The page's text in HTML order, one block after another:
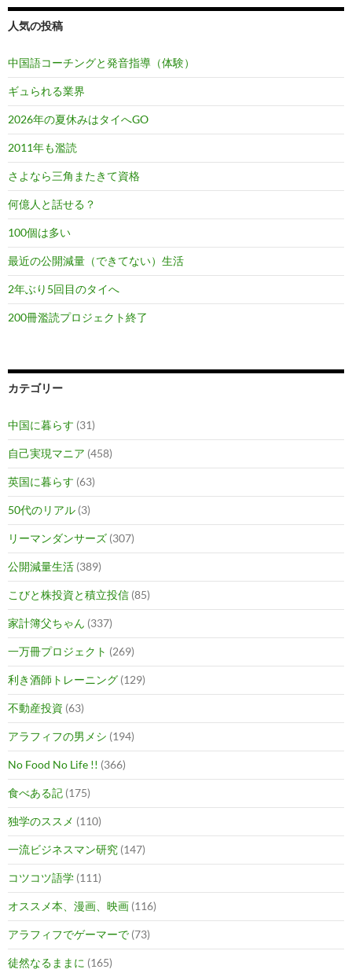
人気の投稿
中国語コーチングと発音指導（体験）
ギュられる業界
2026年の夏休みはタイへGO
2011年も濫読
さよなら三角またきて資格
何億人と話せる？
100個は多い
最近の公開減量（できてない）生活
2年ぶり5回目のタイへ
200冊濫読プロジェクト終了
カテゴリー
中国に暮らす (31)
自己実現マニア (458)
英国に暮らす (63)
50代のリアル (3)
リーマンダンサーズ (307)
公開減量生活 (389)
こびと株投資と積立投信 (85)
家計簿父ちゃん (337)
一万冊プロジェクト (269)
利き酒師トレーニング (129)
不動産投資 (63)
アラフィフの男メシ (194)
No Food No Life !! (366)
食べある記 (175)
独学のススメ (110)
一流ビジネスマン研究 (147)
コツコツ語学 (111)
オススメ本、漫画、映画 (116)
アラフィフでゲーマーで (73)
徒然なるままに (165)